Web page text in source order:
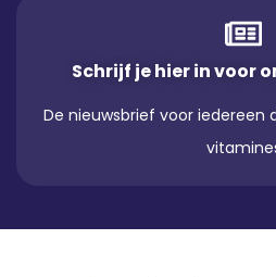
Schrijf je hier in voor
De nieuwsbrief voor iedereen